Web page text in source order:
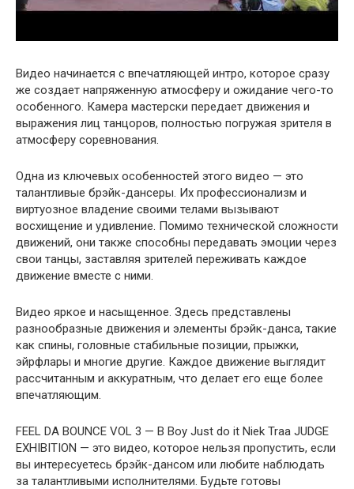
Видео начинается с впечатляющей интро, которое сразу
же создает напряженную атмосферу и ожидание чего-то
особенного. Камера мастерски передает движения и
выражения лиц танцоров, полностью погружая зрителя в
атмосферу соревнования.
Одна из ключевых особенностей этого видео — это
талантливые брэйк-дансеры. Их профессионализм и
виртуозное владение своими телами вызывают
восхищение и удивление. Помимо технической сложности
движений, они также способны передавать эмоции через
свои танцы, заставляя зрителей переживать каждое
движение вместе с ними.
Видео яркое и насыщенное. Здесь представлены
разнообразные движения и элементы брэйк-данса, такие
как спины, головные стабильные позиции, прыжки,
эйрфлары и многие другие. Каждое движение выглядит
рассчитанным и аккуратным, что делает его еще более
впечатляющим.
FEEL DA BOUNCE VOL 3 — B Boy Just do it Niek Traa JUDGE
EXHIBITION — это видео, которое нельзя пропустить, если
вы интересуетесь брэйк-дансом или любите наблюдать
за талантливыми исполнителями. Будьте готовы